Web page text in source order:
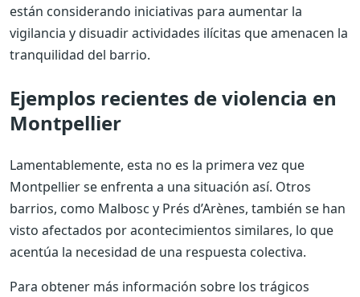
están considerando iniciativas para aumentar la
vigilancia y disuadir actividades ilícitas que amenacen la
tranquilidad del barrio.
Ejemplos recientes de violencia en
Montpellier
Lamentablemente, esta no es la primera vez que
Montpellier se enfrenta a una situación así. Otros
barrios, como Malbosc y Prés d’Arènes, también se han
visto afectados por acontecimientos similares, lo que
acentúa la necesidad de una respuesta colectiva.
Para obtener más información sobre los trágicos